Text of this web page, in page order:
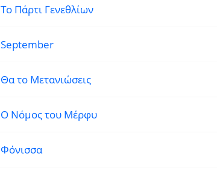
Το Πάρτι Γενεθλίων
September
Θα το Μετανιώσεις
Ο Νόμος του Μέρφυ
Φόνισσα